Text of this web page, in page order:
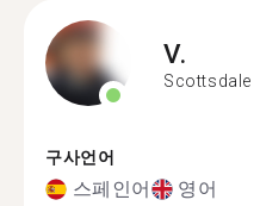
V.
Scottsdale
구사언어
스페인어 영어